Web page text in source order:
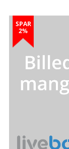
SPAR
2%